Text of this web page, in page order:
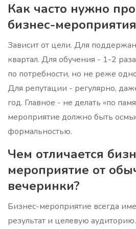
Как часто нужно
бизнес-
Зависит от цели. Для
квартал. Для обучения - 1-2
по потребности, но не реже
Для репутации - регулярно,
год. Главное - не делать «по
мероприятие должно быть
формальностью.
Чем отличается
мероприятие от
вечеринки?
Бизнес-мероприятие всегда
результат и целевую